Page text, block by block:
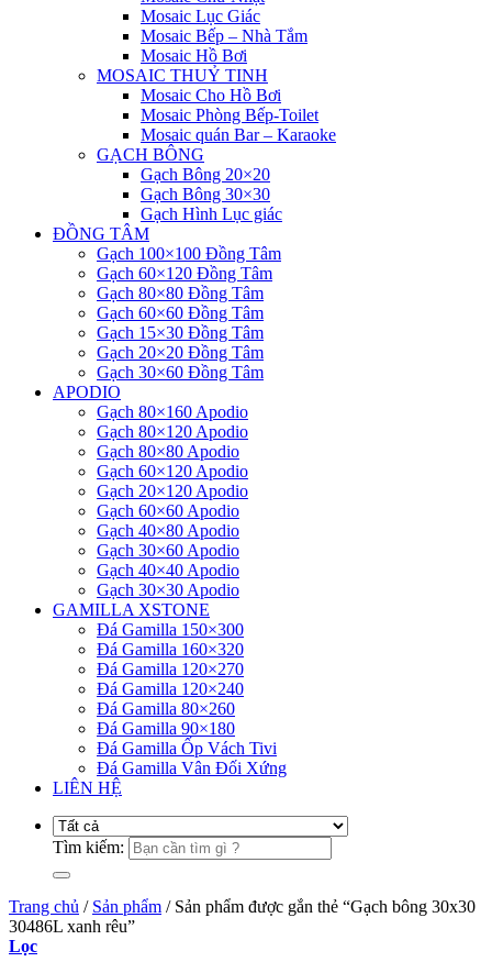
Mosaic Lục Giác
Mosaic Bếp – Nhà Tắm
Mosaic Hồ Bơi
MOSAIC THUỶ TINH
Mosaic Cho Hồ Bơi
Mosaic Phòng Bếp-Toilet
Mosaic quán Bar – Karaoke
GẠCH BÔNG
Gạch Bông 20×20
Gạch Bông 30×30
Gạch Hình Lục giác
ĐỒNG TÂM
Gạch 100×100 Đồng Tâm
Gạch 60×120 Đồng Tâm
Gạch 80×80 Đồng Tâm
Gạch 60×60 Đồng Tâm
Gạch 15×30 Đồng Tâm
Gạch 20×20 Đồng Tâm
Gạch 30×60 Đồng Tâm
APODIO
Gạch 80×160 Apodio
Gạch 80×120 Apodio
Gạch 80×80 Apodio
Gạch 60×120 Apodio
Gạch 20×120 Apodio
Gạch 60×60 Apodio
Gạch 40×80 Apodio
Gạch 30×60 Apodio
Gạch 40×40 Apodio
Gạch 30×30 Apodio
GAMILLA XSTONE
Đá Gamilla 150×300
Đá Gamilla 160×320
Đá Gamilla 120×270
Đá Gamilla 120×240
Đá Gamilla 80×260
Đá Gamilla 90×180
Đá Gamilla Ốp Vách Tivi
Đá Gamilla Vân Đối Xứng
LIÊN HỆ
Tìm kiếm:
Trang chủ / Sản phẩm /Sản phẩm được gắn thẻ “Gạch bông 30x30
30486L xanh rêu”
Lọc